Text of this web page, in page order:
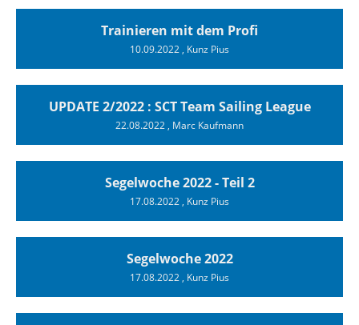
Trainieren mit dem Profi
10.09.2022, Kunz Pius
UPDATE 2/2022 : SCT Team Sailing League
22.08.2022, Marc Kaufmann
Segelwoche 2022 - Teil 2
17.08.2022, Kunz Pius
Segelwoche 2022
17.08.2022, Kunz Pius